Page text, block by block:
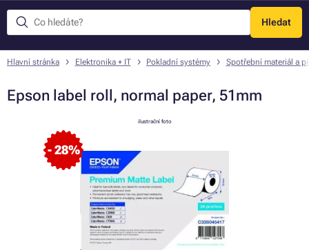
Hledat
Menu
Hlavní stránka Elektronika + IT Pokladní systémy Spotřební materiál a
Epson label roll, normal paper, 51mm
- 28%
ilustrační foto